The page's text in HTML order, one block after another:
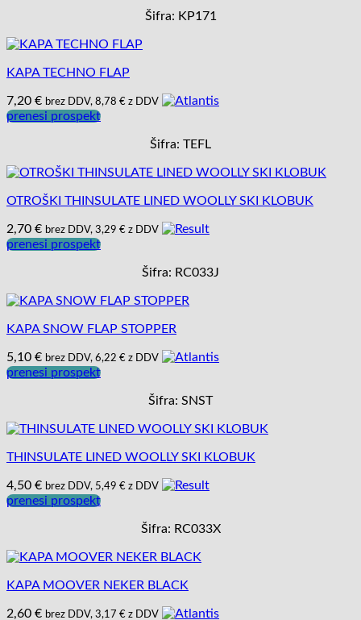
Šifra: KP171
KAPA TECHNO FLAP
7,20 € brez DDV, 8,78 € z DDV
prenesi prospekt
Šifra: TEFL
OTROŠKI THINSULATE LINED WOOLLY SKI KLOBUK
2,70 € brez DDV, 3,29 € z DDV
prenesi prospekt
Šifra: RC033J
KAPA SNOW FLAP STOPPER
5,10 € brez DDV, 6,22 € z DDV
prenesi prospekt
Šifra: SNST
THINSULATE LINED WOOLLY SKI KLOBUK
4,50 € brez DDV, 5,49 € z DDV
prenesi prospekt
Šifra: RC033X
KAPA MOOVER NEKER BLACK
2,60 € brez DDV, 3,17 € z DDV